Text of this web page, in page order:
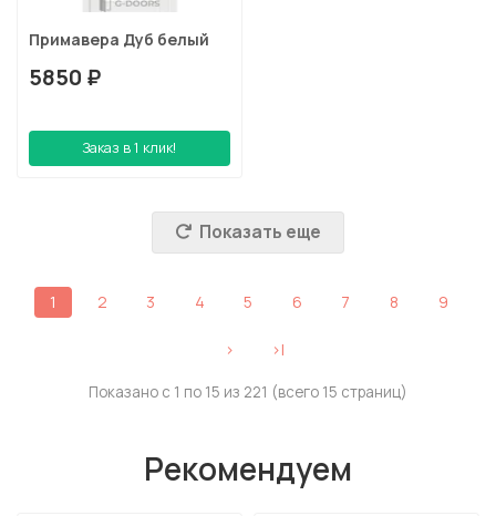
Примавера Дуб белый
5850 ₽
Заказ в 1 клик!
Показать еще
1 2 3 4 5 6 7 8 9
> >|
Показано с 1 по 15 из 221 (всего 15 страниц)
Рекомендуем